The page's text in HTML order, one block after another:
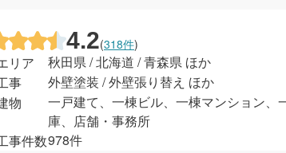
4.2(318件)
リア
秋田県 / 北海道 / 青森県 ほか
事
外壁塗装 / 外壁張り替え ほか
物
一戸建て、一棟ビル、一棟マンション、
庫、店舗・事務所
事件数978件